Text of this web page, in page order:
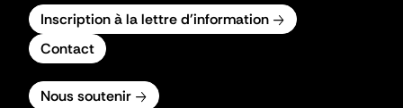
Inscription à la lettre d'information
Contact
Nous soutenir